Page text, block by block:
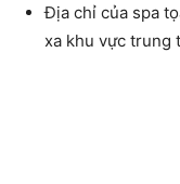
Địa chỉ của spa
xa khu vực trung